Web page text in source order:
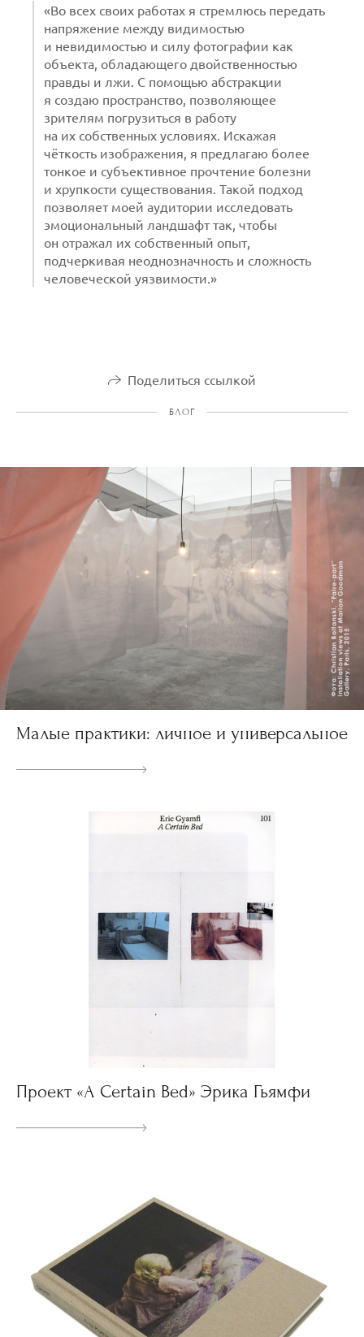
«Во всех своих работах я стремлюсь передать
напряжение между видимостью
и невидимостью и силу фотографии как
объекта, обладающего двойственностью
правды и лжи. С помощью абстракции
я создаю пространство, позволяющее
зрителям погрузиться в работу
на их собственных условиях. Искажая
чёткость изображения, я предлагаю более
тонкое и субъективное прочтение болезни
и хрупкости существования. Такой подход
позволяет моей аудитории исследовать
эмоциональный ландшафт так, чтобы
он отражал их собственный опыт,
подчеркивая неоднозначность и сложность
человеческой уязвимости.»
Поделиться ссылкой
БЛОГ
Малые практики: личное и универсальное
Проект «A Certain Bed» Эрика Гьямфи